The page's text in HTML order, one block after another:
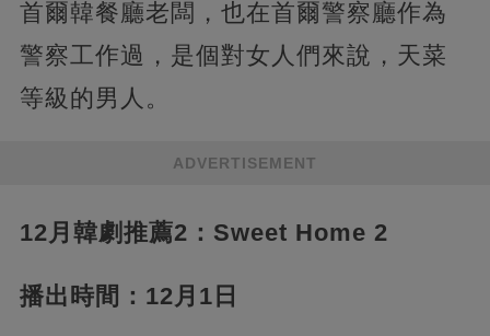
首爾韓餐廳老闆，也在首爾警察廳作為
警察工作過，是個對女人們來說，天菜
等級的男人。
ADVERTISEMENT
12月韓劇推薦2：Sweet Home 2
播出時間：12月1日